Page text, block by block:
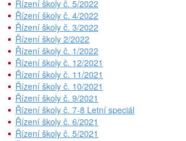
Řízení školy č. 5/2022
Řízení školy č. 4/2022
Řízení školy č. 3/2022
Řízení školy 2/2022
Řízení školy č. 1/2022
Řízení školy č. 12/2021
Řízení školy č. 11/2021
Řízení školy č. 10/2021
Řízení školy č. 9/2021
Řízení školy č. 7-8 Letní speciál
Řízení školy č. 6/2021
Řízení školy č. 5/2021